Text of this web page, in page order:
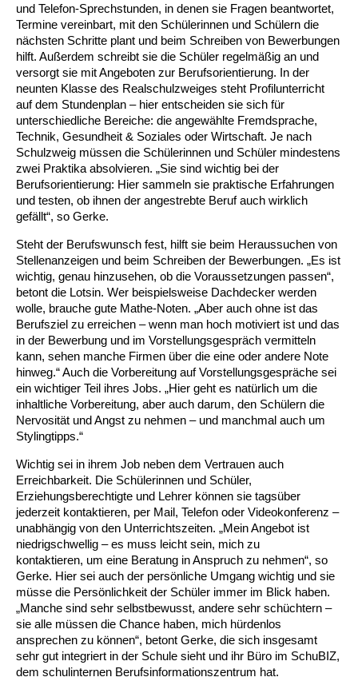
Kindertagesstätte Klaus-Müller-Kilian-Weg /
“Mäuseburg” / Familienzentrum
Kindertagesstätte König-Ludwig-Straße
Kindertagesstätte Langes Feld “Deisterspatzen”
Kindertagesstätte Moorlilienweg /
Familienzentrum
Kindertagesstätte Petermannstraße /
Familienzentrum
Kindertagesstätte Pfarrlandplatz
Kindertagesstätte Rosenbergstraße
Krippe Schleswiger Straße
Kindertagesstätte Schneiderberg
Kindertagesstätte Sylter Weg
Kindertagesstätte Tresckowstraße
Kindertagesstätte Voltmerstraße
Kindertagesstätte Wiehbergstraße
Kindertagesstätte Hiltrud-Grote-Weg
Kindertagesstätte Ibykusweg / Familienzentrum
Kindertagesstätte Johannes-Lau-Hof
Kindertagesstätte Kapellenbrink /
Familienzentrum
Kindertagesstätte Klaus-Müller-Kilian-Weg /
“Mäuseburg” / Familienzentrum
Kindertagesstätte König-Ludwig-Straße
Kindertagesstätte Langes Feld “Deisterspatzen”
Kindertagesstätte Levester Straße
Offene Sprach-Sprechstunde
Kindertagesstätte Moorlilienweg /
Familienzentrum
Kindertagesstätte Mühenkamp / Familienzentrum
Kindertagesstätte Petermannstraße /
Familienzentrum
Kindertagesstätte Pfarrlandplatz
Hör- und Sprachheilkindergarten Ratswiese
Kindertagesstätte Rosenbergstraße
Kindertagesstätte Schneiderberg
Kindertagesstätte Schweriner Straße /
Familienzentrum
Kindertagesstätte Sylter Weg
und Telefon-Sprechstunden, in denen sie Fragen beantwortet,
Termine vereinbart, mit den Schülerinnen und Schülern die
nächsten Schritte plant und beim Schreiben von Bewerbungen
hilft. Außerdem schreibt sie die Schüler regelmäßig an und
versorgt sie mit Angeboten zur Berufsorientierung. In der
neunten Klasse des Realschulzweiges steht Profilunterricht
auf dem Stundenplan – hier entscheiden sie sich für
unterschiedliche Bereiche: die angewählte Fremdsprache,
Technik, Gesundheit & Soziales oder Wirtschaft. Je nach
Schulzweig müssen die Schülerinnen und Schüler mindestens
zwei Praktika absolvieren. „Sie sind wichtig bei der
Berufsorientierung: Hier sammeln sie praktische Erfahrungen
und testen, ob ihnen der angestrebte Beruf auch wirklich
gefällt“, so Gerke.
Steht der Berufswunsch fest, hilft sie beim Heraussuchen von
Stellenanzeigen und beim Schreiben der Bewerbungen. „Es ist
wichtig, genau hinzusehen, ob die Voraussetzungen passen“,
betont die Lotsin. Wer beispielsweise Dachdecker werden
wolle, brauche gute Mathe-Noten. „Aber auch ohne ist das
Berufsziel zu erreichen – wenn man hoch motiviert ist und das
in der Bewerbung und im Vorstellungsgespräch vermitteln
kann, sehen manche Firmen über die eine oder andere Note
hinweg.“ Auch die Vorbereitung auf Vorstellungsgespräche sei
ein wichtiger Teil ihres Jobs. „Hier geht es natürlich um die
inhaltliche Vorbereitung, aber auch darum, den Schülern die
Nervosität und Angst zu nehmen – und manchmal auch um
Stylingtipps.“
Wichtig sei in ihrem Job neben dem Vertrauen auch
Erreichbarkeit. Die Schülerinnen und Schüler,
Erziehungsberechtigte und Lehrer können sie tagsüber
jederzeit kontaktieren, per Mail, Telefon oder Videokonferenz –
unabhängig von den Unterrichtszeiten. „Mein Angebot ist
niedrigschwellig – es muss leicht sein, mich zu
kontaktieren, um eine Beratung in Anspruch zu nehmen“, so
Gerke. Hier sei auch der persönliche Umgang wichtig und sie
müsse die Persönlichkeit der Schüler immer im Blick haben.
„Manche sind sehr selbstbewusst, andere sehr schüchtern –
sie alle müssen die Chance haben, mich hürdenlos
ansprechen zu können“, betont Gerke, die sich insgesamt
sehr gut integriert in der Schule sieht und ihr Büro im SchuBIZ,
dem schulinternen Berufsinformationszentrum hat.